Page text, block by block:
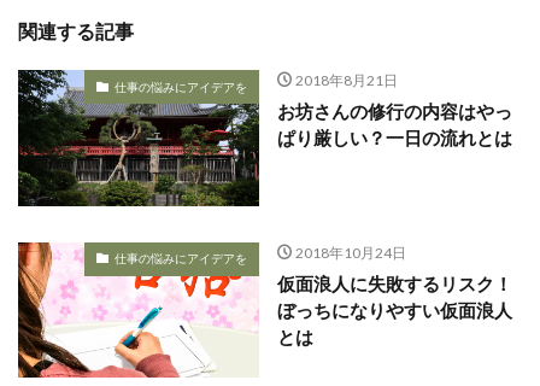
関連する記事
仕事の悩みにアイデアを 2018年8月21日
お坊さんの修行の内容はやっ
ぱり厳しい？一日の流れとは
仕事の悩みにアイデアを 2018年10月24日
仮面浪人に失敗するリスク！
ぼっちになりやすい仮面浪人
とは